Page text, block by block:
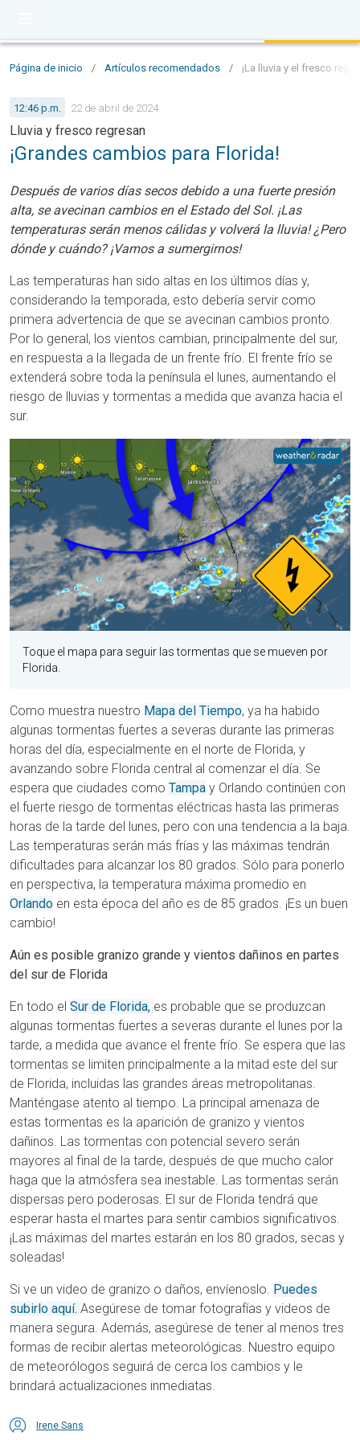
Página de inicio / Artículos recomendados / ¡La lluvia y el fresco
12:46 p.m. 22 de abril de 2024
Lluvia y fresco regresan
¡Grandes cambios para Florida!
Después de varios días secos debido a una fuerte presión
alta, se avecinan cambios en el Estado del Sol. ¡Las
temperaturas serán menos cálidas y volverá la lluvia! ¿Pero
dónde y cuándo? ¡Vamos a sumergirnos!
Las temperaturas han sido altas en los últimos días y,
considerando la temporada, esto debería servir como
primera advertencia de que se avecinan cambios pronto.
Por lo general, los vientos cambian, principalmente del sur,
en respuesta a la llegada de un frente frío. El frente frío se
extenderá sobre toda la península el lunes, aumentando el
riesgo de lluvias y tormentas a medida que avanza hacia el
sur.
Toque el mapa para seguir las tormentas que se mueven por
Florida.
Como muestra nuestro Mapa del Tiempo, ya ha habido
algunas tormentas fuertes a severas durante las primeras
horas del día, especialmente en el norte de Florida, y
avanzando sobre Florida central al comenzar el día. Se
espera que ciudades como Tampa y Orlando continúen con
el fuerte riesgo de tormentas eléctricas hasta las primeras
horas de la tarde del lunes, pero con una tendencia a la baja.
Las temperaturas serán más frías y las máximas tendrán
dificultades para alcanzar los 80 grados. Sólo para ponerlo
en perspectiva, la temperatura máxima promedio en
Orlando en esta época del año es de 85 grados. ¡Es un buen
cambio!
Aún es posible granizo grande y vientos dañinos en partes
del sur de Florida
En todo el Sur de Florida, es probable que se produzcan
algunas tormentas fuertes a severas durante el lunes por la
tarde, a medida que avance el frente frío. Se espera que las
tormentas se limiten principalmente a la mitad este del sur
de Florida, incluidas las grandes áreas metropolitanas.
Manténgase atento al tiempo. La principal amenaza de
estas tormentas es la aparición de granizo y vientos
dañinos. Las tormentas con potencial severo serán
mayores al final de la tarde, después de que mucho calor
haga que la atmósfera sea inestable. Las tormentas serán
dispersas pero poderosas. El sur de Florida tendrá que
esperar hasta el martes para sentir cambios significativos.
¡Las máximas del martes estarán en los 80 grados, secas y
soleadas!
Si ve un video de granizo o daños, envíenoslo. Puedes
subirlo aquí. Asegúrese de tomar fotografías y videos de
manera segura. Además, asegúrese de tener al menos tres
formas de recibir alertas meteorológicas. Nuestro equipo
de meteorólogos seguirá de cerca los cambios y le
brindará actualizaciones inmediatas.
Irene Sans